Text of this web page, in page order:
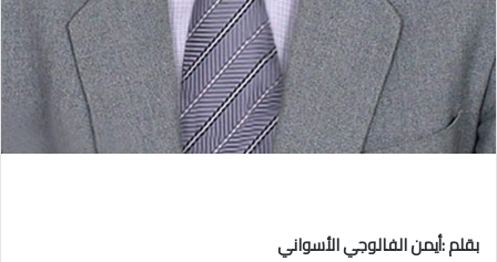
بقلم :أيمن الفالوجي الأسواني